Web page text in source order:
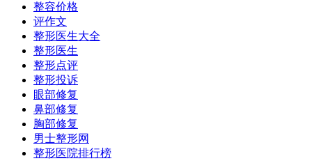
整容价格
评作文
整形医生大全
整形医生
整形点评
整形投诉
眼部修复
鼻部修复
胸部修复
男士整形网
整形医院排行榜